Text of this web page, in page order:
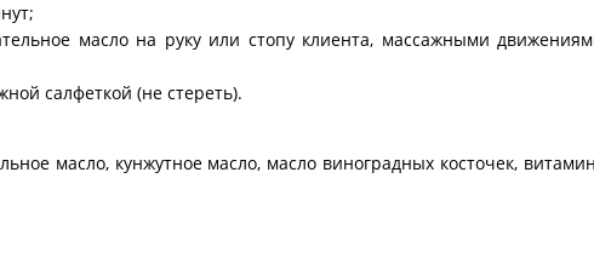
масло на руку или стопу клиента, массажными
салфеткой (не стереть).
масло, кунжутное масло, масло виноградных косточек,